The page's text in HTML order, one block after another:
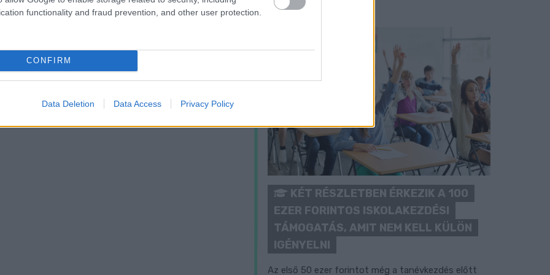
functionality and fraud prevention, and other user protection.
CONFIRM
Data Deletion Data Access Privacy Policy
KÉT RÉSZLETBEN ÉRKEZIK A 100
EZER FORINTOS ISKOLAKEZDÉSI
TÁMOGATÁS, AMIT NEM KELL KÜLÖN
IGÉNYELNI
Az első 50 ezer forintot még a tanévkezdés előtt